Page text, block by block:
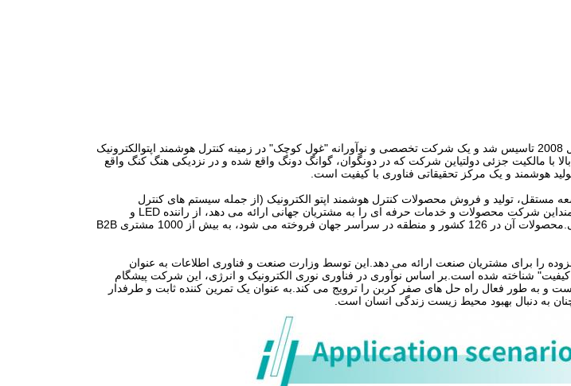
شرکت Letaron Electronic Co.,Ltd. در سال 2008 تاسیس شد و یک شرکت تخصصی و نوآورانه "غول کوچک" در زمینه کنترل هوشمند اپتوالکترونیک
با مالکیت جزئی دولتیاین شرکت که در دونگوان، گوانگ دونگ واقع شده و در نزدیکی هنگ کنگ واقع
مستقل، تولید و فروش محصولات کنترل هوشمند اپتو الکترونیک (از جمله سیستم های کنترل
هوشمند، راننده LED،سوئیچ های کنترل هوشمنداین شرکت محصولات و خدمات حرفه ای را به مشتریان جهانی ارائه می دهد، از راننده LED و
قطعات کنترل تا راه حل های روشنایی فضایی.محصولات آن در 126 کشور و منطقه در سراسر جهان فروخته می شود، به بیش از 1000 مشتری B2B
را برای مشتریان صنعت ارائه می دهد.این توسط وزارت صنعت و فناوری اطلاعات به عنوان
شناخته شده است.بر اساس نوآوری در فناوری نوری الکترونیک و انرژی، این شرکت پیشگام
به طور فعال راه حل های صفر کربن را ترویج می کند.به عنوان یک تمرین کننده ثابت و طرفدار
به دنبال بهبود محیط زیست زندگی انسان است.